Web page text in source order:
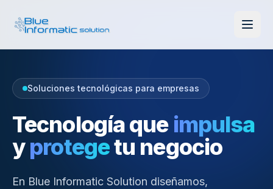
Soluciones tecnológicas para empresas
Tecnología que impulsa
yprotegetu negocio
En Blue Informatic Solution diseñamos,